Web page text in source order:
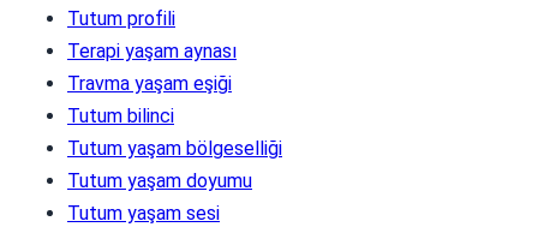
Tutum profili
Terapi yaşam aynası
Travma yaşam eşiği
Tutum bilinci
Tutum yaşam bölgeselliği
Tutum yaşam doyumu
Tutum yaşam sesi